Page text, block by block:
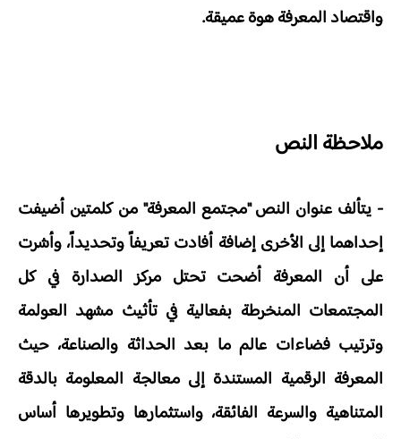
واقتصاد المعرفة هوة عميقة.
ملاحظة النص
- يتألف عنوان النص "مجتمع المعرفة" من كلمتين أضيفت
إحداهما إلى الأخرى إضافة أفادت تعريفاً وتحديداً، وأشرت
على أن المعرفة أضحت تحتل مركز الصدارة في كل
المجتمعات المنخرطة بفعالية في تأثيث مشهد العولمة
وترتيب فضاءات عالم ما بعد الحداثة والصناعة، حيث
المعرفة الرقمية المستندة إلى معالجة المعلومة بالدقة
المتناهية والسرعة الفائقة، واستثمارها وتطويرها أساس